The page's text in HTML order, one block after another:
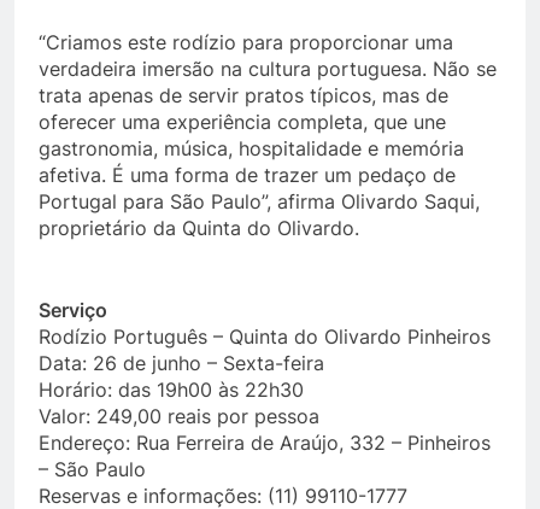
“Criamos este rodízio para proporcionar uma
verdadeira imersão na cultura portuguesa. Não se
trata apenas de servir pratos típicos, mas de
oferecer uma experiência completa, que une
gastronomia, música, hospitalidade e memória
afetiva. É uma forma de trazer um pedaço de
Portugal para São Paulo”, afirma Olivardo Saqui,
proprietário da Quinta do Olivardo.
Serviço
Rodízio Português – Quinta do Olivardo Pinheiros
Data: 26 de junho – Sexta-feira
Horário: das 19h00 às 22h30
Valor: 249,00 reais por pessoa
Endereço: Rua Ferreira de Araújo, 332 – Pinheiros
– São Paulo
Reservas e informações: (11) 99110-1777